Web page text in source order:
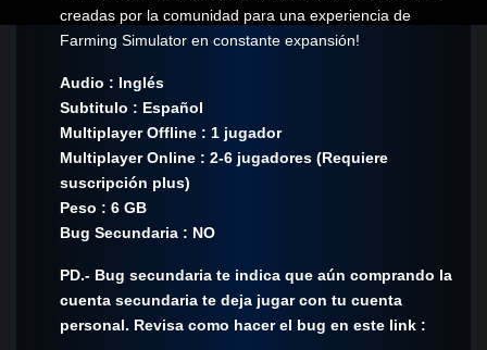
creadas por la comunidad para una experiencia de
Farming Simulator en constante expansión!
Audio : Inglés
Subtitulo : Español
Multiplayer Offline : 1 jugador
Multiplayer Online : 2-6 jugadores (Requiere
suscripción plus)
Peso : 6 GB
Bug Secundaria : NO
PD.- Bug secundaria te indica que aún comprando la
cuenta secundaria te deja jugar con tu cuenta
personal. Revisa como hacer el bug en este link :